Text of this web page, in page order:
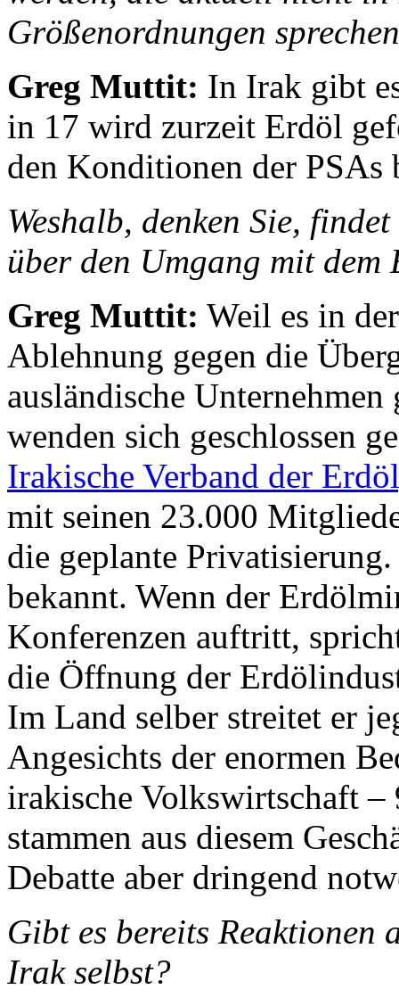
Größenordnungen
Greg Muttit: In Irak gibt
in 17 wird zurzeit Erdöl
den Konditionen der PSAs
Weshalb, denken Sie,
über den Umgang mit dem
Greg Muttit: Weil es in
Ablehnung gegen die
ausländische
wenden sich geschlossen
Irakische Verband der
mit seinen 23.000
die geplante
bekannt. Wenn der
Konferenzen auftritt,
die Öffnung der
Im Land selber streitet er
Angesichts der enormen
irakische Volkswirtschaft –
stammen aus diesem
Debatte aber dringend
Gibt es bereits
Irak selbst?